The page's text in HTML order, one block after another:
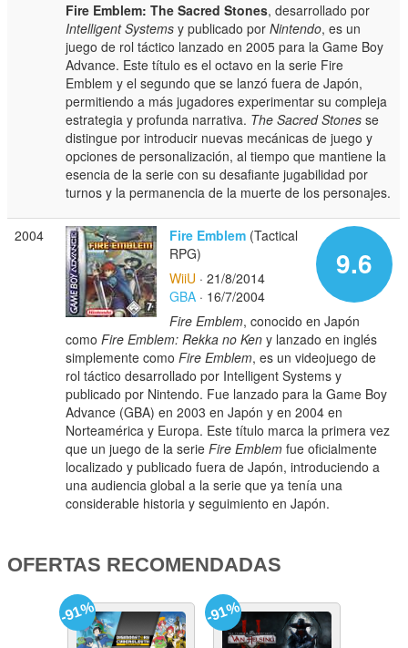
Fire Emblem: The Sacred Stones, desarrollado por
Intelligent Systems y publicado porNintendo, es un
juego de rol táctico lanzado en 2005 para la Game Boy
Advance. Este título es el octavo en la serie Fire
Emblem y el segundo que se lanzó fuera de Japón,
permitiendo a más jugadores experimentar su compleja
estrategia y profunda narrativa. The Sacred Stones se
distingue por introducir nuevas mecánicas de juego y
opciones de personalización, al tiempo que mantiene la
esencia de la serie con su desafiante jugabilidad por
turnos y la permanencia de la muerte de los personajes.
2004
9.6
Fire Emblem (Tactical
RPG)
WiiU · 21/8/2014
GBA · 16/7/2004
Fire Emblem, conocido en Japón
comoFire Emblem: Rekka no Ken y lanzado en inglés
simplemente comoFire Emblem, es un videojuego de
rol táctico desarrollado por Intelligent Systems y
publicado por Nintendo. Fue lanzado para la Game Boy
Advance (GBA) en 2003 en Japón y en 2004 en
Norteamérica y Europa. Este título marca la primera vez
que un juego de la serieFire Emblem fue oficialmente
localizado y publicado fuera de Japón, introduciendo a
una audiencia global a la serie que ya tenía una
considerable historia y seguimiento en Japón.
OFERTAS RECOMENDADAS
-91% -91%